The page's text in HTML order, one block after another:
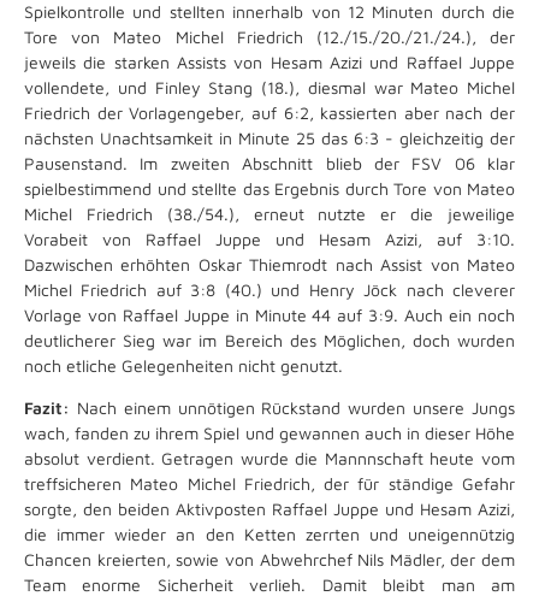
Spielkontrolle und stellten innerhalb von 12 Minuten durch die
Tore von Mateo Michel Friedrich (12./15./20./21./24.), der
jeweils die starken Assists von Hesam Azizi und Raffael Juppe
vollendete, und Finley Stang (18.), diesmal war Mateo Michel
Friedrich der Vorlagengeber, auf 6:2, kassierten aber nach der
nächsten Unachtsamkeit in Minute 25 das 6:3 - gleichzeitig der
Pausenstand. Im zweiten Abschnitt blieb der FSV 06 klar
spielbestimmend und stellte das Ergebnis durch Tore von Mateo
Michel Friedrich (38./54.), erneut nutzte er die jeweilige
Vorabeit von Raffael Juppe und Hesam Azizi, auf 3:10.
Dazwischen erhöhten Oskar Thiemrodt nach Assist von Mateo
Michel Friedrich auf 3:8 (40.) und Henry Jöck nach cleverer
Vorlage von Raffael Juppe in Minute 44 auf 3:9. Auch ein noch
deutlicherer Sieg war im Bereich des Möglichen, doch wurden
noch etliche Gelegenheiten nicht genutzt.
Fazit: Nach einem unnötigen Rückstand wurden unsere Jungs
wach, fanden zu ihrem Spiel und gewannen auch in dieser Höhe
absolut verdient. Getragen wurde die Mannnschaft heute vom
treffsicheren Mateo Michel Friedrich, der für ständige Gefahr
sorgte, den beiden Aktivposten Raffael Juppe und Hesam Azizi,
die immer wieder an den Ketten zerrten und uneigennützig
Chancen kreierten, sowie von Abwehrchef Nils Mädler, der dem
Team enorme Sicherheit verlieh. Damit bleibt man am